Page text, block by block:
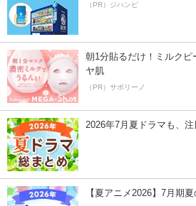
（PR）ジハンピ
朝1分貼るだけ！ミルク
ヤ肌
（PR）サボリーノ
2026年7月夏ドラマも、
【夏アニメ2026】7月期